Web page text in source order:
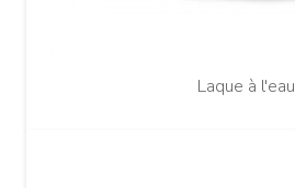
Laque à l'eau